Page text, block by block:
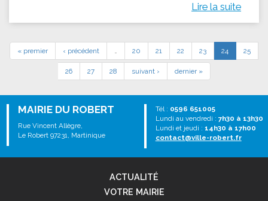
Lire la suite
« premier ‹ précédent … 20 21 22 23 24 25
26 27 28 suivant › dernier »
MAIRIE DU ROBERT
Rue Vincent Allègre,
Le Robert 97231, Martinique
Tél : 0596 651005
Lundi au vendredi : 7h30 à 13h30
Lundi et jeudi : 14h30 à 17h00
contact@ville-robert.fr
ACTUALITÉ
VOTRE MAIRIE